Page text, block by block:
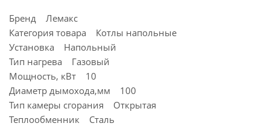
Бренд Лемакс
Категория товара Котлы напольные
Установка Напольный
Тип нагрева Газовый
Мощность, кВт 10
Диаметр дымохода,мм 100
Тип камеры сгорания Открытая
Теплообменник Сталь